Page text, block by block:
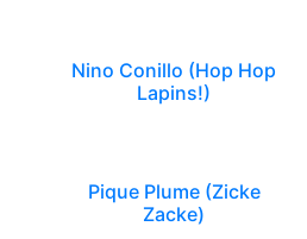
Nino Conillo (Hop Hop
Lapins!)
Pique Plume (Zicke
Zacke)